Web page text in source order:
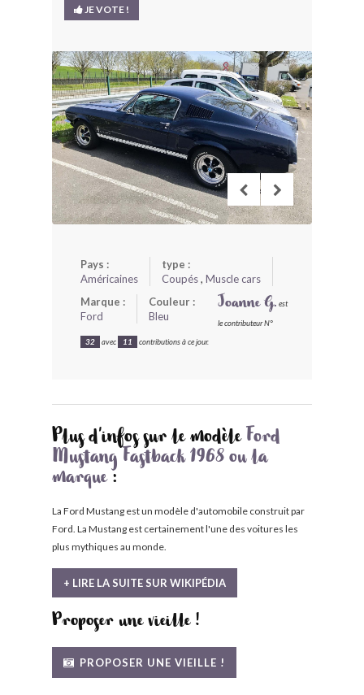
MODÈLES ET MARQUES
COMMENT FONCTIONNE BLV ?
JE VOTE !
Pays :
Américaines
type :
Coupés, Muscle cars
Marque :
Ford
Couleur :
Bleu
Joanne G. est
le contributeur N°
32 avec 11 contributions à ce jour.
Plus d'infos sur le modèle Ford
Mustang Fastback 1968 ou la
marque:
La Ford Mustang est un modèle d'automobile construit par
Ford. La Mustang est certainement l'une des voitures les
plus mythiques au monde.
+ LIRE LA SUITE SUR WIKIPÉDIA
Proposer une vieille !
PROPOSER UNE VIEILLE !